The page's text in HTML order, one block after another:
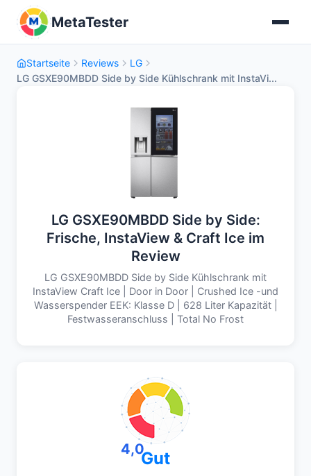
MetaTester
Startseite Reviews
LG
LG GSXE90MBDD Side by Side Kühlschrank mit InstaVi...
LG GSXE90MBDD Side by Side:
Frische, InstaView & Craft Ice im
Review
LG GSXE90MBDD Side by Side Kühlschrank mit
InstaView Craft Ice | Door in Door | Crushed Ice -und
Wasserspender EEK: Klasse D | 628 Liter Kapazität |
Festwasseranschluss | Total No Frost
4,0Gut